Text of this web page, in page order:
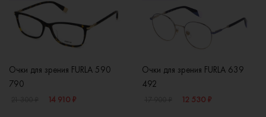
Очки для зрения FURLA 590
790
14 910 ₽
Очки для зрения FURLA 639
492
12 530 ₽